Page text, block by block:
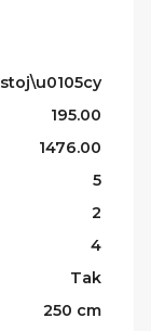
195.00
1476.00
5
2
4
Tak
250 cm